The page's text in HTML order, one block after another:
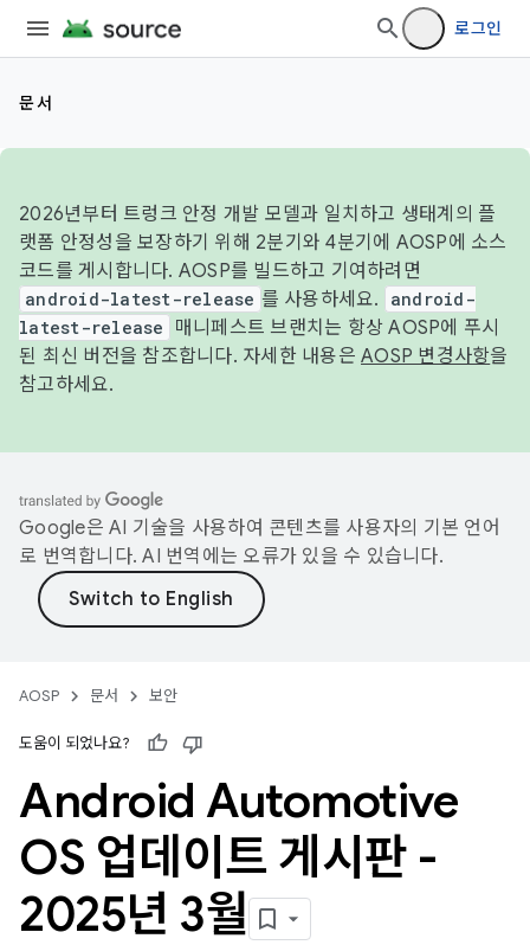
로그인
문서
2026년부터 트렁크 안정 개발 모델과 일치하고 생태계의 플
랫폼 안정성을 보장하기 위해 2분기와 4분기에 AOSP에 소스
코드를 게시합니다. AOSP를 빌드하고 기여하려면
android-latest-release 를 사용하세요.
android-
latest-release
매니페스트 브랜치는 항상 AOSP에 푸시
된 최신 버전을 참조합니다. 자세한 내용은 AOSP 변경사항을
참고하세요.
Google은 AI 기술을 사용하여 콘텐츠를 사용자의 기본 언어
로 번역합니다. AI 번역에는 오류가 있을 수 있습니다.
AOSP 문서 보안
도움이 되었나요?
Android Automotive
OS 업데이트 게시판 -
2025년 3월